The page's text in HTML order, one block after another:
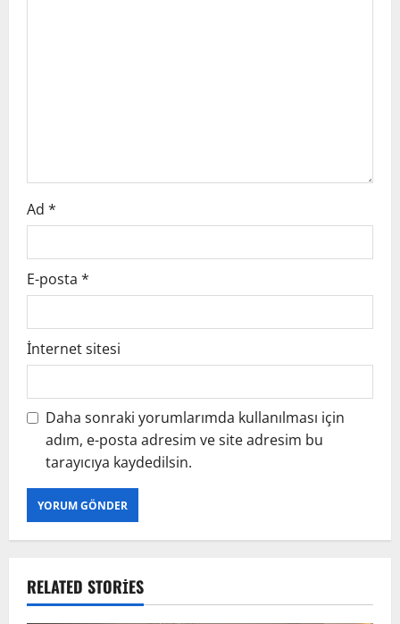
Ad *
E-posta *
İnternet sitesi
Daha sonraki yorumlarımda kullanılması için
adım, e-posta adresim ve site adresim bu
tarayıcıya kaydedilsin.
RELATED STORIES